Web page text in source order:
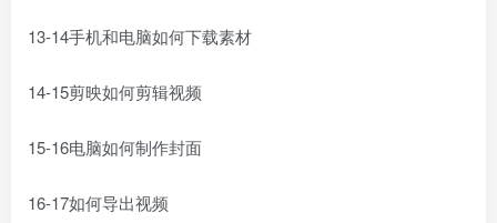
13-14手机和电脑如何下载素材
14-15剪映如何剪辑视频
15-16电脑如何制作封面
16-17如何导出视频